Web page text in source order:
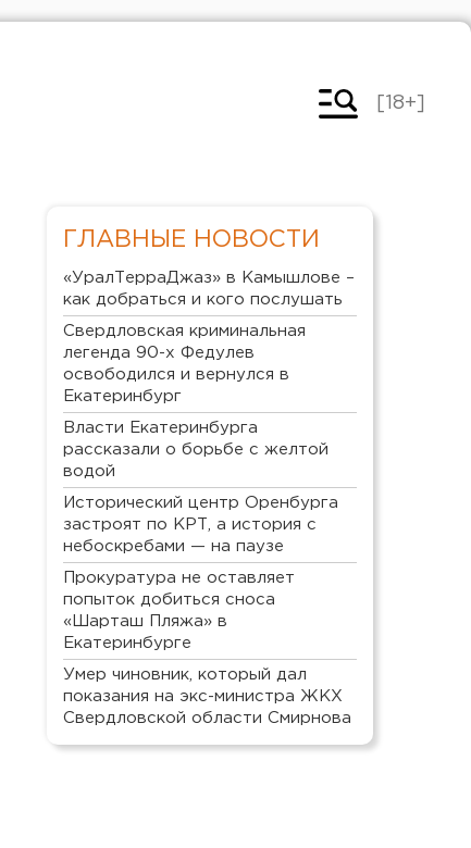
[18+]
ГЛАВНЫЕ НОВОСТИ
«УралТерраДжаз» в Камышлове –
как добраться и кого послушать
Свердловская криминальная
легенда 90-х Федулев
освободился и вернулся в
Екатеринбург
Власти Екатеринбурга
рассказали о борьбе с желтой
водой
Исторический центр Оренбурга
застроят по КРТ, а история с
небоскребами — на паузе
Прокуратура не оставляет
попыток добиться сноса
«Шарташ Пляжа» в
Екатеринбурге
Умер чиновник, который дал
показания на экс-министра ЖКХ
Свердловской области Смирнова